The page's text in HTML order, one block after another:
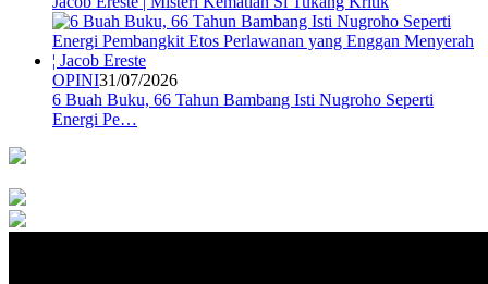
OPINI31/07/2026
6 Buah Buku, 66 Tahun Bambang Isti Nugroho Seperti
Energi Pe…